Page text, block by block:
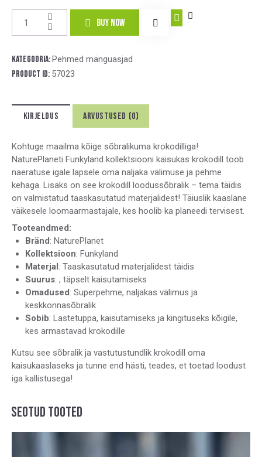
BUY NOW
e
:
Kategooria:Pehmed mänguasjad
Product ID: 57023
KIRJELDUS ARVUSTUSED (0)
Kohtuge maailma kõige sõbralikuma krokodilliga!
NaturePlaneti Funkyland kollektsiooni kaisukas krokodill toob
naeratuse igale lapsele oma naljaka välimuse ja pehme
kehaga. Lisaks on see krokodill loodussõbralik – tema täidis
on valmistatud taaskasutatud materjalidest! Täiuslik kaaslane
väikesele loomaarmastajale, kes hoolib ka planeedi tervisest.
Tooteandmed:
Bränd: NaturePlanet
Kollektsioon: Funkyland
Materjal: Taaskasutatud materjalidest täidis
Suurus: , täpselt kaisutamiseks
Omadused: Superpehme, naljakas välimus ja
keskkonnasõbralik
Sobib: Lastetuppa, kaisutamiseks ja kingituseks kõigile,
kes armastavad krokodille
Kutsu see sõbralik ja vastutustundlik krokodill oma
kaisukaaslaseks ja tunne end hästi, teades, et toetad loodust
iga kallistusega!
SEOTUD TOOTED